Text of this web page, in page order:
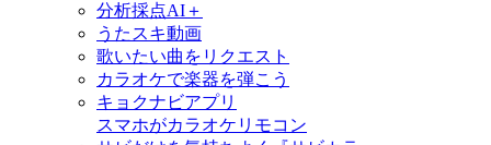
分析採点AI＋
うたスキ動画
歌いたい曲をリクエスト
カラオケで楽器を弾こう
キョクナビアプリ
スマホがカラオケリモコン